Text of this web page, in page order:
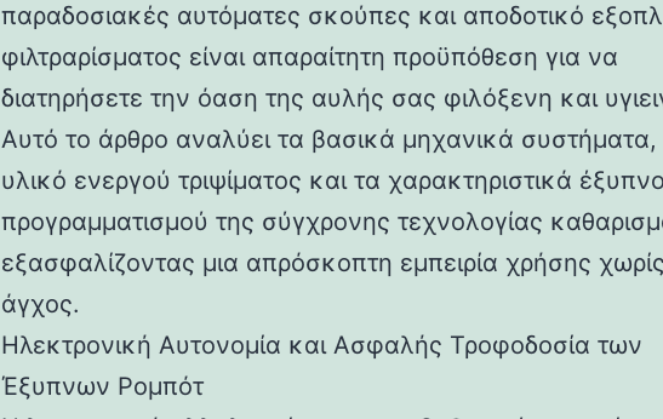
παραδοσιακές αυτόματες σκούπες και αποδοτικό
φιλτραρίσματος είναι απαραίτητη προϋπόθεση για να
διατηρήσετε την όαση της αυλής σας φιλόξενη και
Αυτό το άρθρο αναλύει τα βασικά μηχανικά συστήματα,
υλικό ενεργού τριψίματος και τα χαρακτηριστικά
προγραμματισμού της σύγχρονης τεχνολογίας
εξασφαλίζοντας μια απρόσκοπτη εμπειρία χρήσης χωρίς
άγχος.
Ηλεκτρονική Αυτονομία και Ασφαλής Τροφοδοσία των
Έξυπνων Ρομπότ